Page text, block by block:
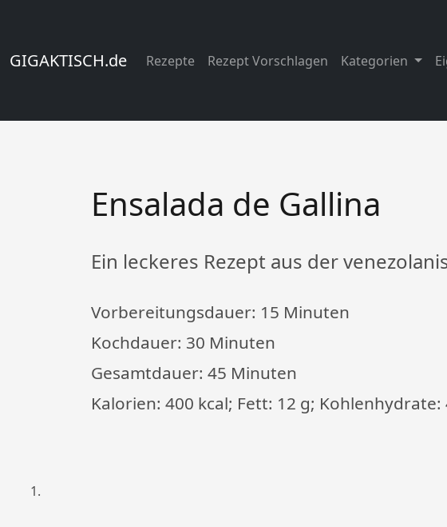
GIGAKTISCH.de Rezepte Rezept Vorschlagen Kategorien
Ensalada de Gallina
Ein leckeres Rezept aus der
Vorbereitungsdauer: 15 Minuten
Kochdauer: 30 Minuten
Gesamtdauer: 45 Minuten
Kalorien: 400 kcal; Fett: 12 g;